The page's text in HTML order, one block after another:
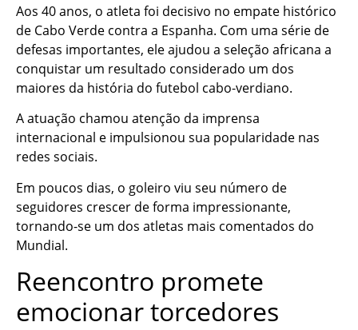
Aos 40 anos, o atleta foi decisivo no empate histórico
de Cabo Verde contra a Espanha. Com uma série de
defesas importantes, ele ajudou a seleção africana a
conquistar um resultado considerado um dos
maiores da história do futebol cabo-verdiano.
A atuação chamou atenção da imprensa
internacional e impulsionou sua popularidade nas
redes sociais.
Em poucos dias, o goleiro viu seu número de
seguidores crescer de forma impressionante,
tornando-se um dos atletas mais comentados do
Mundial.
Reencontro promete
emocionar torcedores